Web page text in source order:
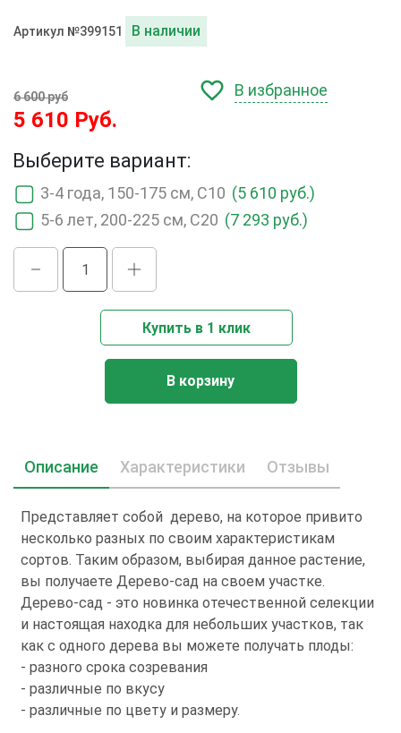
Артикул №399151 В наличии
6 600 руб
5 610 Руб.
В избранное
Выберите вариант:
3-4 года, 150-175 см, С10 (5 610 руб.)
5-6 лет, 200-225 см, С20 (7 293 руб.)
Купить в 1 клик
В корзину
Описание Характеристики Отзывы
Представляет собой дерево, на которое привито
несколько разных по своим характеристикам
сортов. Таким образом, выбирая данное растение,
вы получаете Дерево-сад на своем участке.
Дерево-сад - это новинка отечественной селекции
и настоящая находка для небольших участков, так
как с одного дерева вы можете получать плоды:
- разного срока созревания
- различные по вкусу
- различные по цвету и размеру.